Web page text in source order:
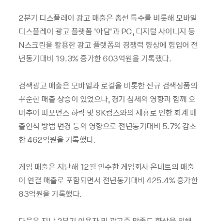
2분기 디스플레이 광고 매출은 총선 특수를 비롯해 모바일
디스플레이 광고 플랫폼 ‘아담’과 PC, 디지털 사이니지 등
N스크린을 활용한 광고 플랫폼의 경쟁력 향상에 힘입어 전
년동기대비 19.3% 증가한 603억원을 기록했다.
검색광고 매출은 모바일과 로컬을 비롯한 신규 검색상품의
꾸준한 매출 상승이 있었으나, 경기 침체의 영향과 함께 오
버추어 퍼포먼스 하락 및 SK컴즈와의 제휴로 인한 회계 매
출인식 방법 변경 등의 영향으로 전년동기대비 5.7% 감소
한 462억원을 기록했다.
게임 매출은 지난해 12월 인수한 게임회사 온네트의 매출
이 연결 매출로 포함되면서 전년동기대비 425.4% 증가한
83억원을 기록했다.